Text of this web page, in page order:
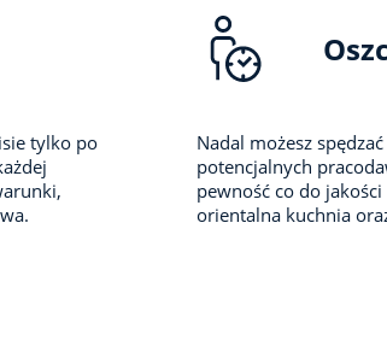
tylko po
Nadal możesz
potencjalnych
pewność co do
orientalna kuchnia